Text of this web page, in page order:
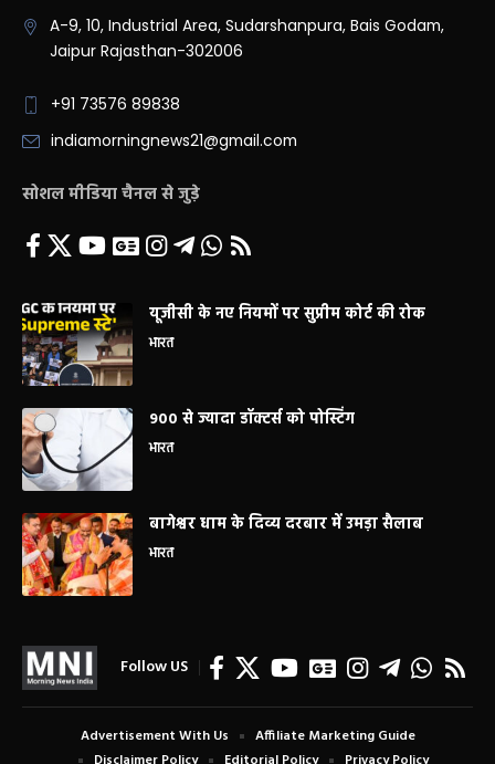
A-9, 10, Industrial Area, Sudarshanpura, Bais Godam,
Jaipur Rajasthan-302006
+91 73576 89838
indiamorningnews21@gmail.com
सोशल मीडिया चैनल से जुड़े
यूजीसी के नए नियमों पर सुप्रीम कोर्ट की रोक
भारत
900 से ज्यादा डॉक्टर्स को पोस्टिंग
भारत
बागेश्वर धाम के दिव्य दरबार में उमड़ा सैलाब
भारत
Follow US
Advertisement With Us
Affiliate Marketing Guide